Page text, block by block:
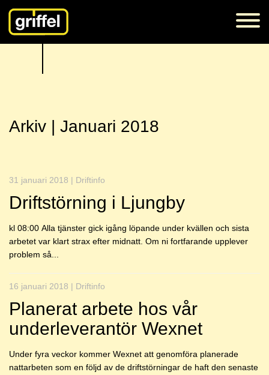
Arkiv | Januari 2018
31 januari 2018 | Driftinfo
Driftstörning i Ljungby
kl 08:00 Alla tjänster gick igång löpande under kvällen och sista
arbetet var klart strax efter midnatt. Om ni fortfarande upplever
problem så...
16 januari 2018 | Driftinfo
Planerat arbete hos vår
underleverantör Wexnet
Under fyra veckor kommer Wexnet att genomföra planerade
nattarbeten som en följd av de driftstörningar de haft den senaste